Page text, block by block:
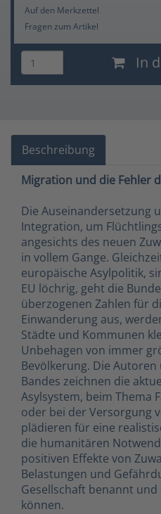
Auf den Merkzettel
Fragen zum Artikel
In
Beschreibung
Migration und die Fehler
Die Auseinandersetzung
Integration, um
angesichts des neuen
in vollem Gange.
europäische Asylpolitik,
EU löchrig, geht die
überzogenen Zahlen für
Einwanderung aus,
Städte und Kommunen
Unbehagen von immer
Bevölkerung. Die
Bandes zeichnen die
Asylsystem, beim Thema
oder bei der Versorgung
plädieren für eine
die humanitären
positiven Effekte von
Belastungen und
Gesellschaft benannt
können.